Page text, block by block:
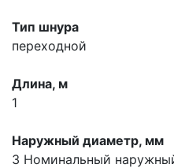
Тип шнура
переходной
Длина, м
1
Наружный диаметр, мм
3 Номинальный